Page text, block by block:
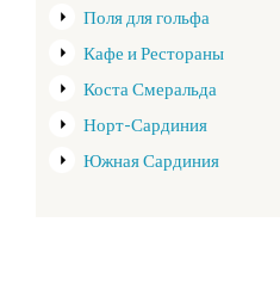
Поля для гольфа
Кафе и Рестораны
Коста Смеральда
Норт-Сардиния
Южная Сардиния